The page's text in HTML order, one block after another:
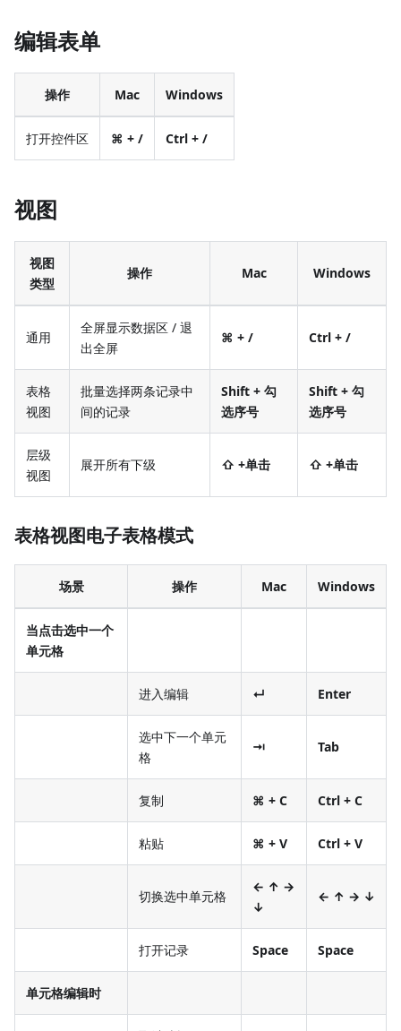
编辑表单
操作 Mac Windows
打开控件区 ⌘ + / Ctrl + /
视图
视图
类型
操作 Mac Windows
通用
全屏显示数据区 / 退
出全屏
⌘ + / Ctrl + /
表格
视图
批量选择两条记录中
间的记录
Shift + 勾
选序号
Shift + 勾
选序号
层级
视图
展开所有下级 ⇧ +单击 ⇧ +单击
表格视图电子表格模式
场景 操作 Mac Windows
当点击选中一个
单元格
进入编辑 ↵ Enter
选中下一个单元
格
⇥ Tab
复制 ⌘ + C Ctrl + C
粘贴 ⌘ + V Ctrl + V
切换选中单元格
← ↑ →
↓
← ↑ → ↓
打开记录 Space Space
单元格编辑时